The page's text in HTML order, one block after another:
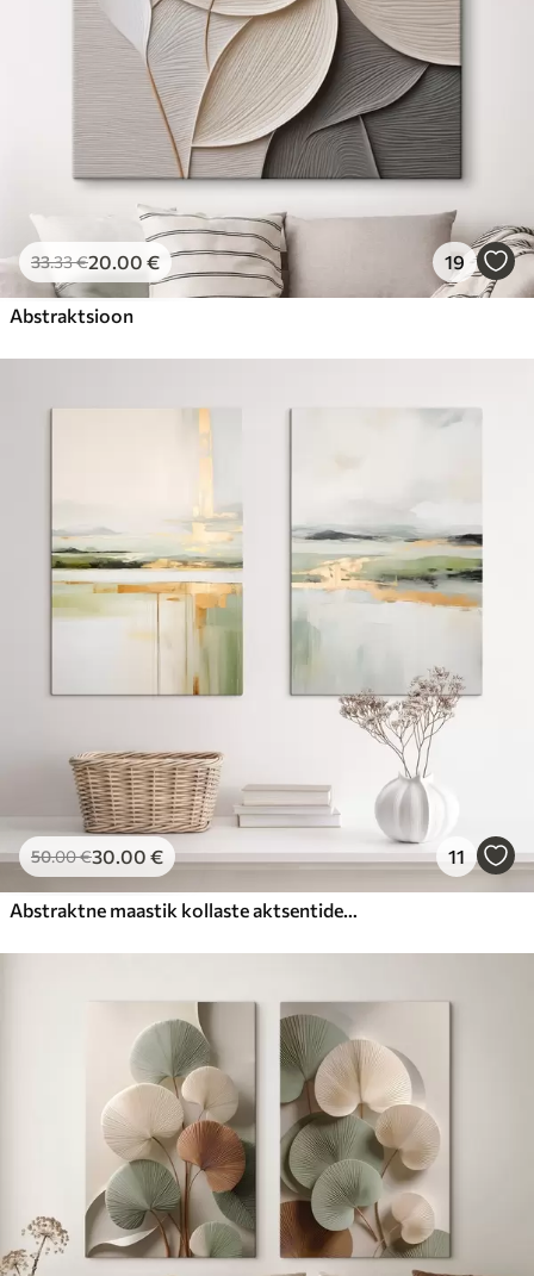
33.33€20.00 € 19
Abstraktsioon
50.00€30.00 € 11
Abstraktne maastik kollaste aktsentidega, minimalistlik kompositsioon maast, veest ja taevast, vaoshoitud värvidega